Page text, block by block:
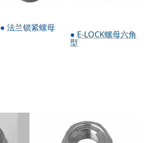
● 法兰锁紧螺母
● E-LOCK螺母六角
型